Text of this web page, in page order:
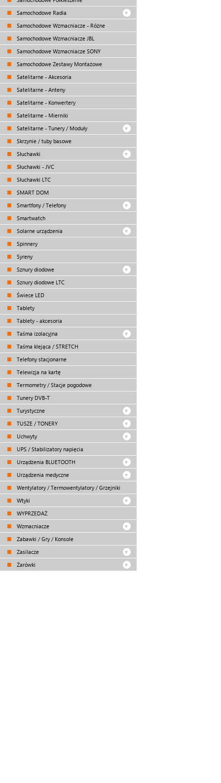
Samochodowe Radia
Samochodowe Wzmacniacze - Różne
Samochodowe Wzmacniacze JBL
Samochodowe Wzmacniacze SONY
Samochodowe Zestawy Montażowe
Satelitarne - Akcesoria
Satelitarne - Anteny
Satelitarne - Konwertery
Satelitarne - Mierniki
Satelitarne - Tunery / Moduły
Skrzynie / tuby basowe
Słuchawki
Słuchawki - JVC
Słuchawki LTC
SMART DOM
Smartfony / Telefony
Smartwatch
Solarne urządzenia
Spinnery
Syreny
Sznury diodowe
Sznury diodowe LTC
Świece LED
Tablety
Tablety - akcesoria
Taśma izolacyjna
Taśma klejąca / STRETCH
Telefony stacjonarne
Telewizja na kartę
Termometry / Stacje pogodowe
Tunery DVB-T
Turystyczne
TUSZE / TONERY
Uchwyty
UPS / Stabilizatory napięcia
Urządzenia BLUETOOTH
Urządzenia medyczne
Wentylatory / Termowentylatory / Grzejniki
Wtyki
WYPRZEDAŻ
Wzmacniacze
Zabawki / Gry / Konsole
Zasilacze
Żarówki